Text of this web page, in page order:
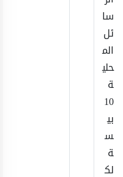
سا
ئل
الم
حلي
ة
10
بي
س
ة
لك